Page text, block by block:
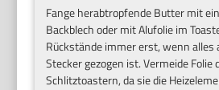
Fange herabtropfende Butter mit
Backblech oder mit Alufolie im
Rückstände immer erst, wenn alles
Stecker gezogen ist. Vermeide Folie
Schlitztoastern, da sie die